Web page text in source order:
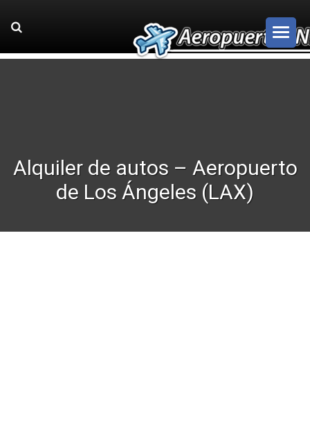
Alquiler de autos – Aeropuerto
de Los Ángeles (LAX)